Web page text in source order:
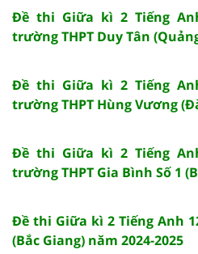
Đề thi Giữa kì 2 Tiếng
trường THPT Duy Tân
Đề thi Giữa kì 2 Tiếng
trường THPT Hùng Vương
Đề thi Giữa kì 2 Tiếng
trường THPT Gia Bình Số 1
Đề thi Giữa kì 2 Tiếng Anh
(Bắc Giang) năm 2024-2025